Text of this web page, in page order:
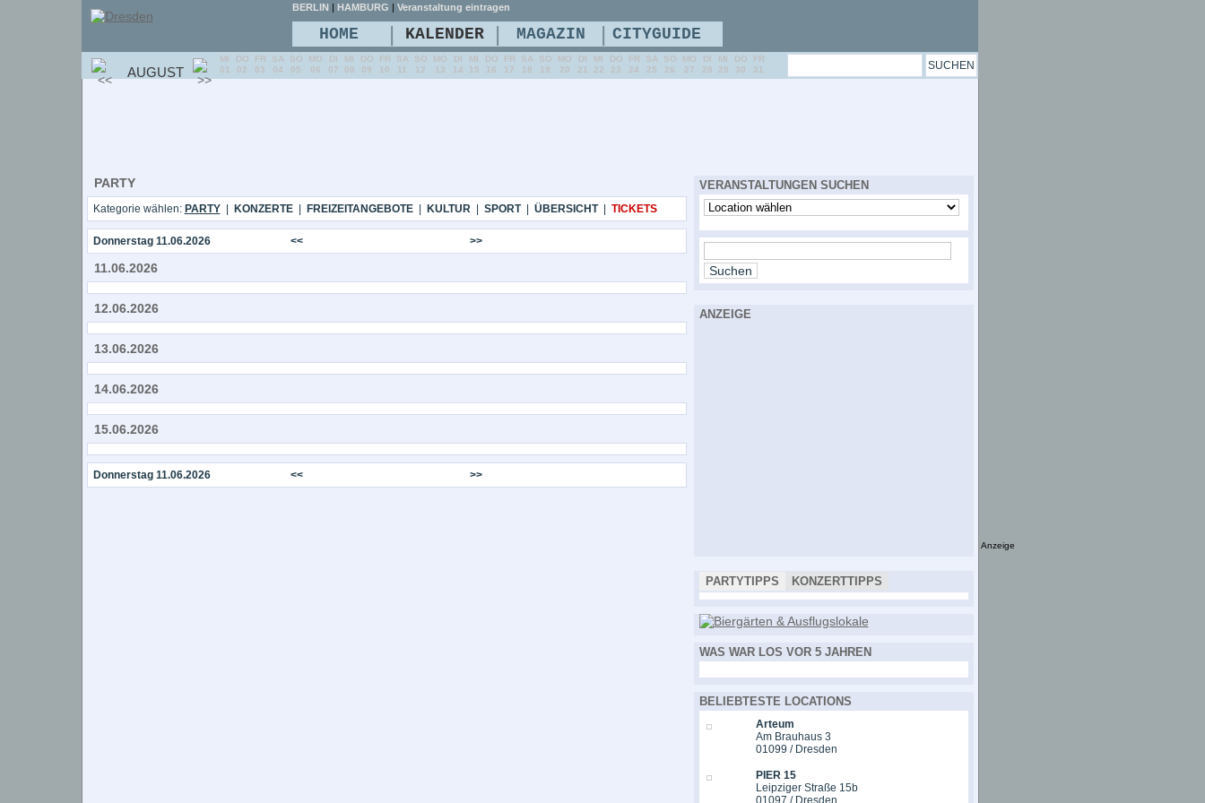
PARTY
Kategorie wählen: PARTY| KONZERTE| FREIZEITANGEBOTE| KULTUR| SPORT| ÜBERSICHT| TICKETS
Donnerstag 11.06.2026 << >>
11.06.2026
12.06.2026
13.06.2026
14.06.2026
15.06.2026
Donnerstag 11.06.2026 << >>
VERANSTALTUNGEN SUCHEN
ANZEIGE
PARTYTIPPS KONZERTTIPPS
WAS WAR LOS VOR 5 JAHREN
BELIEBTESTE LOCATIONS
Arteum
Am Brauhaus 3
01099 / Dresden
PIER 15
Leipziger Straße 15b
01097 / Dresden
BERLIN | HAMBURG | Veranstaltung eintragen
HOME | KALENDER | MAGAZIN | CITYGUIDE
AUGUST
MI
01
DO
02
FR
03
SA
04
SO
05
MO
06
DI
07
MI
08
DO
09
FR
10
SA
11
SO
12
MO
13
DI
14
MI
15
DO
16
FR
17
SA
18
SO
19
MO
20
DI
21
MI
22
DO
23
FR
24
SA
25
SO
26
MO
27
DI
28
MI
29
DO
30
FR
31
Anzeige